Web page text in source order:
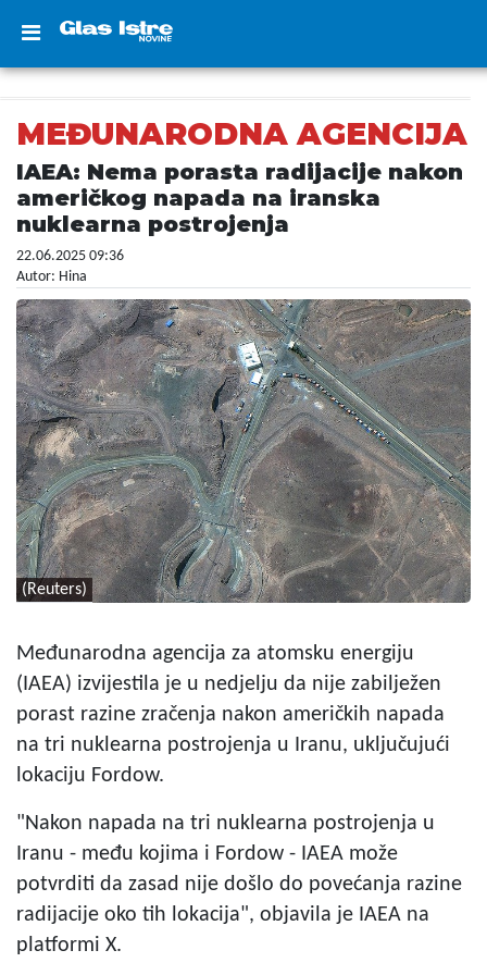
MEĐUNARODNA AGENCIJA
IAEA: Nema porasta radijacije nakon
američkog napada na iranska
nuklearna postrojenja
22.06.2025 09:36
Autor: Hina
(Reuters)
Međunarodna agencija za atomsku energiju
(IAEA) izvijestila je u nedjelju da nije zabilježen
porast razine zračenja nakon američkih napada
na tri nuklearna postrojenja u Iranu, uključujući
lokaciju Fordow.
"Nakon napada na tri nuklearna postrojenja u
Iranu - među kojima i Fordow - IAEA može
potvrditi da zasad nije došlo do povećanja razine
radijacije oko tih lokacija", objavila je IAEA na
platformi X.